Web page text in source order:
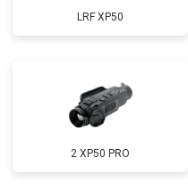
LRF XP50
2 XP50 PRO